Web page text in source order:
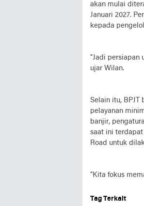
akan mulai
Januari 2027.
kepada
“Jadi persiapan
ujar Wilan.
Selain itu, BPJT
pelayanan
banjir,
saat ini terdapat
Road untuk
“Kita fokus
Tag Terkait